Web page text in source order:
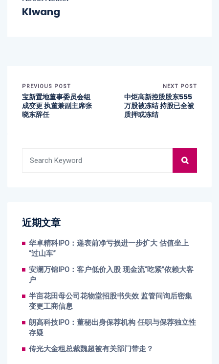
Klwang
PREVIOUS POST
宝新置地董事委员会组
成变更 执董兼副主席张
晓东辞任
NEXT POST
中炬高新控股股东555
万股被冻结 持股已全被
质押或冻结
近期文章
华卓精科IPO：递表前净亏损进一步扩大 估值坐上
“过山车”
安澜万锦IPO：客户低价入股 现金流“吃紧”依赖大客
户
半亩花田母公司花物堂招股书失效 监管问询后密集
变更工商信息
朗高科技IPO：董秘出身保荐机构 任职与保荐独立性
存疑
传光大金租总裁魏超被有关部门带走？